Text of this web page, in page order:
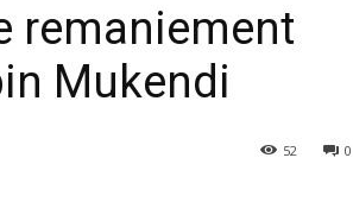
remaniement
Mukendi
0
52